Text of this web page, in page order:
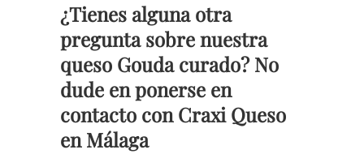
¿Tienes alguna otra
pregunta sobre nuestra
queso Gouda curado? No
dude en ponerse en
contacto con Craxi Queso
en Málaga